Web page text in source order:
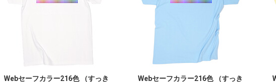
Webセーフカラー216色 （すっき
Webセーフカラー216色 （すっき